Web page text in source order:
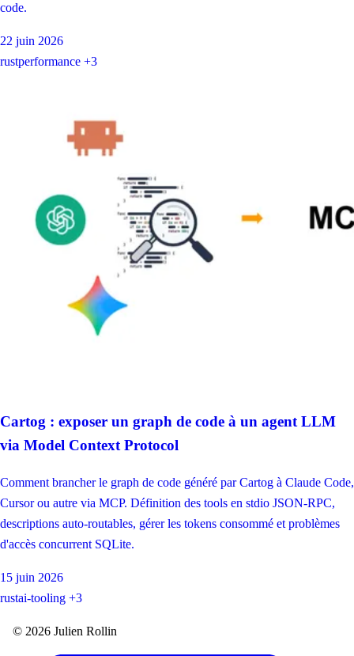
code.
22 juin 2026
rustperformance +3
Cartog : exposer un graph de code à un agent LLM
via Model Context Protocol
Comment brancher le graph de code généré par Cartog à Claude Code,
Cursor ou autre via MCP. Définition des tools en stdio JSON-RPC,
descriptions auto-routables, gérer les tokens consommé et problèmes
d'accès concurrent SQLite.
15 juin 2026
rustai-tooling +3
© 2026 Julien Rollin